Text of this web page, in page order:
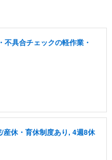
具合チェックの軽作業・
産休・育休制度あり, 4週8休